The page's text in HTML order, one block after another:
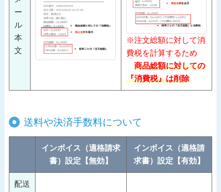
ー
ル
本
文
※注文総額に対して消
費税を計算するため
商品総額に対しての
『消費税』は削除
送料や決済手数料について
インボイス（適格請求
書）設定【無効】
インボイス（適格請
求書）設定【有効】
配送